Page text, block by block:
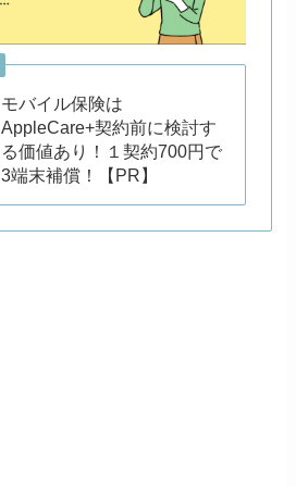
モバイル保険は
AppleCare+契約前に検討す
る価値あり！１契約700円で
3端末補償！【PR】